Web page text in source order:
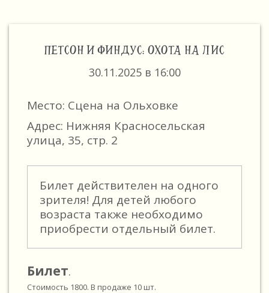
ПЕТСОН И ФИНДУС: ОХОТА НА ЛИС
30.11.2025 в 16:00
Место: Сцена на Ольховке
Адрес: Нижняя Красносельская
улица, 35, стр. 2
Билет действителен на одного
зрителя! Для детей любого
возраста также необходимо
приобрести отдельный билет.
Билет.
Стоимость 1800. В продаже 10 шт.